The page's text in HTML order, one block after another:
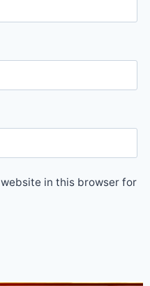
in this browser for